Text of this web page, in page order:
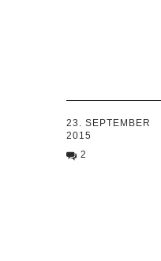
23. SEPTEMBER
2015
2